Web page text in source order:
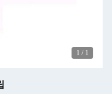
1 / 1